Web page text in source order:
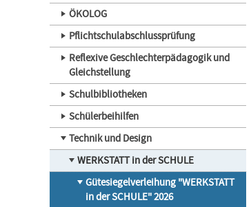
ÖKOLOG
Pflichtschulabschlussprüfung
Reflexive Geschlechterpädagogik und
Gleichstellung
Schulbibliotheken
Schülerbeihilfen
Technik und Design
WERKSTATT in der SCHULE
Gütesiegelverleihung "WERKSTATT
in der SCHULE" 2026